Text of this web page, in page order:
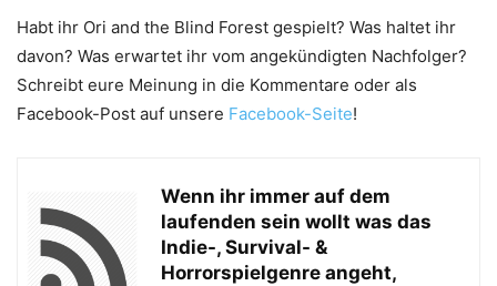
Habt ihr Ori and the Blind Forest gespielt? Was haltet ihr
davon? Was erwartet ihr vom angekündigten Nachfolger?
Schreibt eure Meinung in die Kommentare oder als
Facebook-Post auf unsere Facebook-Seite!
Wenn ihr immer auf dem
laufenden sein wollt was das
Indie-, Survival- &
Horrorspielgenre angeht,